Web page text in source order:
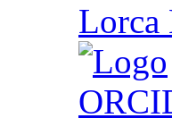
Lorca